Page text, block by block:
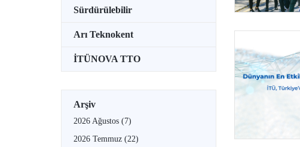
Sürdürülebilir
Arı Teknokent
İTÜNOVA TTO
Arşiv
2026 Ağustos (7)
2026 Temmuz (22)